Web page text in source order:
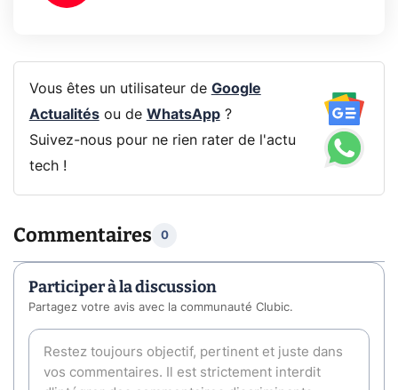
Vous êtes un utilisateur de Google
Actualitésou de WhatsApp?
Suivez-nous pour ne rien rater de l'actu
tech !
Commentaires 0
Participer à la discussion
Partagez votre avis avec la communauté Clubic.